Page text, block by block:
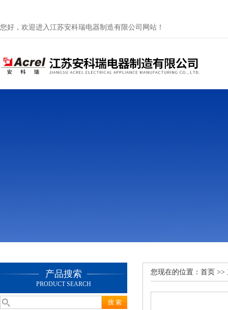
您好，欢迎进入江苏安科瑞电器制造有限公司网站！
产品搜索
PRODUCT SEARCH
您现在的位置： 首页 >>